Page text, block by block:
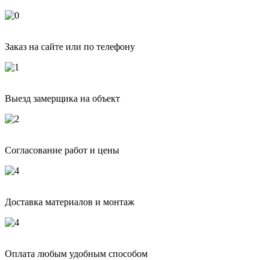
Заказ на сайте или по телефону
Выезд замерщика на объект
Согласование работ и цены
Доставка материалов и монтаж
Оплата любым удобным способом